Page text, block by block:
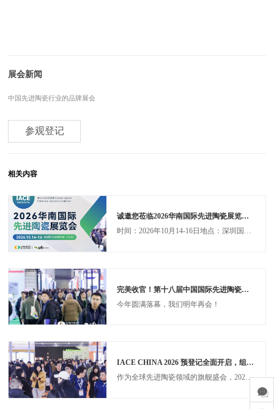
展会新闻
中国先进陶瓷行业的品牌展会
参观登记
相关内容
诚邀您莅临2026华南国际先进陶瓷展览会！
时间：2026年10月14-16日地点：深圳国际会展中心（宝安）
完美收官！第十八届中国国际先进陶瓷展圆满落幕，三天先进制造盛宴铸就产业新标杆！
今年圆满落幕，我们明年再会！
IACE CHINA 2026 预登记全面开启，组团参观更享VIP福利！
作为全球先进陶瓷领域的旗舰盛会，2026第十八届中国国际先进陶瓷展览会（IACE CHINA 2026）将于2026年3月24-26日 在国家会展中心（上海）1.1馆 & 2.1馆 盛大启幕！同期联动粉末冶金展、磁性材料展、增材制造展、粉体加工展。五展协同，总规模可覆盖55,000㎡超大展区，达到80,000+人次专业观众。展会将携手1,000+家 中外名企，共同助力先进陶瓷产业升级！
三星电子家电有限公司
森松集团
厦门虹鹭钨钼工业有限公司
厦门金鹭特种合金有限公司
山东非金属材料研究所
陕西宝光陶瓷科技有限公司
陕西煤业化工技术研究院
膳魔师（中国）家庭制品有限公司
上海ABB工程有限公司
上海安可科技股份有限公司
上海创元化妆品有限公司
上海大学
上海德宝密封件有限公司
上海电气中央研究院
上海电器股份有限公司人民电器厂
上海复志信息科技股份有限公司
上海富驰高科技股份有限公司
上海富乐华半导体科技有限公司
上海工程技术大学
上海航空电器有限公司